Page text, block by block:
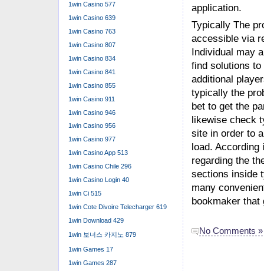
application.
Typically The
accessible via
Individual may
find solutions
additional
typically the
bet to get the
likewise check
site in order to
load.
regarding the
sections inside
many
bookmaker that
No Comments »
1win Casino 577
1win Casino 639
1win Casino 763
1win Casino 807
1win Casino 834
1win Casino 841
1win Casino 855
1win Casino 911
1win Casino 946
1win Casino 956
1win Casino 977
1win Casino App 513
1win Casino Chile 296
1win Casino Login 40
1win Ci 515
1win Cote Divoire Telecharger 619
1win Download 429
1win 보너스 카지노 879
1win Games 17
1win Games 287